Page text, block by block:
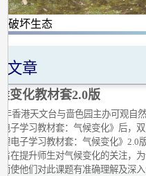
破坏生态
文章
变化教材套2.0版
年香港天文台与啬色园主办可观自
子学习教材套：气候变化》后，
电子学习教材套：气候变化》2.0
在提升师生对气候变化的关注，
使他们对此课题有准确理解及深入